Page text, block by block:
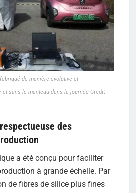
de manière évolutive et
et sans le manteau dans la journée Credit
des
a été conçu pour faciliter
à grande échelle. Par
de fibres de silice plus fines